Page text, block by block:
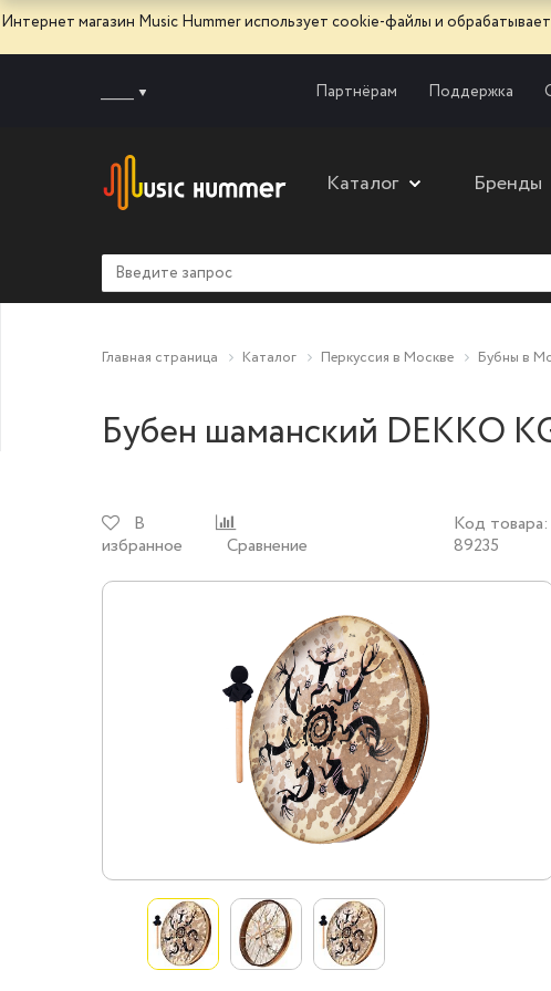
Интернет магазин Music Hummer использует сооkie-файлы и
Партнёрам Поддержка
Каталог Бренды
Главная страница Каталог Перкуссия в Москве Бубны в
Бубен шаманский DEKKO
В
избранное
Сравнение
Код товара:
89235